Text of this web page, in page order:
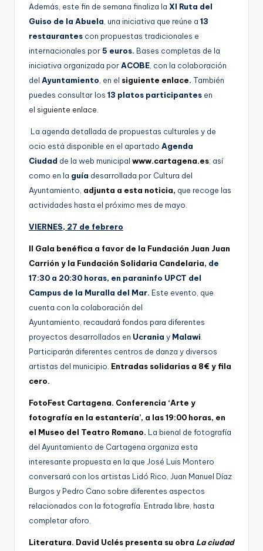
Además, este fin de semana finaliza la XI Ruta del
Guiso de la Abuela , una iniciativa que reúne a 13
restaurantes con propuestas tradicionales e
internacionales por5 euros. Bases completas de la
iniciativa organizada porACOBE , con la colaboración
del Ayuntamiento , en el siguiente enlace. También
puedes consultar los 13 platos participantes en
el siguiente enlace.
La agenda detallada de propuestas culturales y de
ocio está disponible en el apartado Agenda
Ciudad de la web municipal www.cartagena.es; así
como en la guía desarrollada por Cultura del
Ayuntamiento, adjunta a esta noticia, que recoge las
actividades hasta el próximo mes de mayo.
VIERNES, 27 de febrero
II Gala benéfica a favor de la Fundación Juan Juan
Carrión y la Fundación Solidaria Candelaria, de
17:30 a 20:30 horas, en paraninfo UPCT del
Campus de la Muralla del Mar. Este evento, que
cuenta con la colaboración del
Ayuntamiento, recaudará fondos para diferentes
proyectos desarrollados en Ucrania y Malawi
Participarán diferentes centros de danza y diversos
artistas del municipio. Entradas solidarias a 8€ y fila
cero.
FotoFest Cartagena. Conferencia ‘Arte y
fotografía en la estantería’, a las 19:00 horas, en
el Museo del Teatro Romano. La bienal de fotografía
del Ayuntamiento de Cartagena organiza esta
interesante propuesta en la que José Luis Montero
conversará con los artistas Lidó Rico, Juan Manuel Díaz
Burgos y Pedro Cano sobre diferentes aspectos
relacionados con la fotografía. Entrada libre, hasta
completar aforo.
Literatura. David Uclés presenta su obra La ciudad